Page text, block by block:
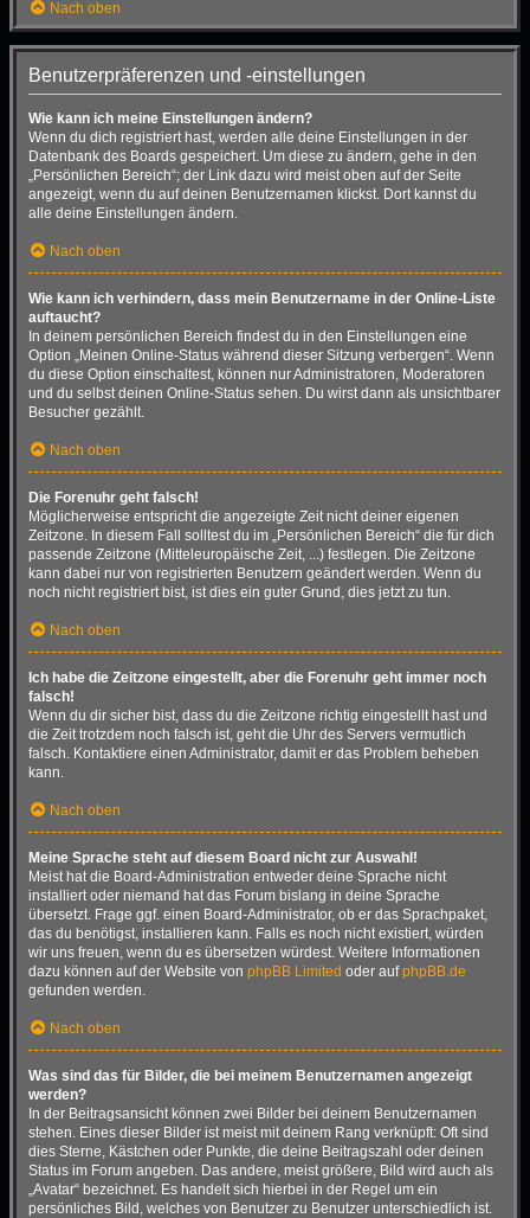
Nach oben
Benutzerpräferenzen und -einstellungen
Wie kann ich meine Einstellungen ändern?
Wenn du dich registriert hast, werden alle deine Einstellungen in der
Datenbank des Boards gespeichert. Um diese zu ändern, gehe in den
„Persönlichen Bereich“; der Link dazu wird meist oben auf der Seite
angezeigt, wenn du auf deinen Benutzernamen klickst. Dort kannst du
alle deine Einstellungen ändern.
Nach oben
Wie kann ich verhindern, dass mein Benutzername in der Online-Liste
auftaucht?
In deinem persönlichen Bereich findest du in den Einstellungen eine
Option „Meinen Online-Status während dieser Sitzung verbergen“. Wenn
du diese Option einschaltest, können nur Administratoren, Moderatoren
und du selbst deinen Online-Status sehen. Du wirst dann als unsichtbarer
Besucher gezählt.
Nach oben
Die Forenuhr geht falsch!
Möglicherweise entspricht die angezeigte Zeit nicht deiner eigenen
Zeitzone. In diesem Fall solltest du im „Persönlichen Bereich“ die für dich
passende Zeitzone (Mitteleuropäische Zeit, ...) festlegen. Die Zeitzone
kann dabei nur von registrierten Benutzern geändert werden. Wenn du
noch nicht registriert bist, ist dies ein guter Grund, dies jetzt zu tun.
Nach oben
Ich habe die Zeitzone eingestellt, aber die Forenuhr geht immer noch
falsch!
Wenn du dir sicher bist, dass du die Zeitzone richtig eingestellt hast und
die Zeit trotzdem noch falsch ist, geht die Uhr des Servers vermutlich
falsch. Kontaktiere einen Administrator, damit er das Problem beheben
kann.
Nach oben
Meine Sprache steht auf diesem Board nicht zur Auswahl!
Meist hat die Board-Administration entweder deine Sprache nicht
installiert oder niemand hat das Forum bislang in deine Sprache
übersetzt. Frage ggf. einen Board-Administrator, ob er das Sprachpaket,
das du benötigst, installieren kann. Falls es noch nicht existiert, würden
wir uns freuen, wenn du es übersetzen würdest. Weitere Informationen
dazu können auf der Website von phpBB Limited oder aufphpBB.de
gefunden werden.
Nach oben
Was sind das für Bilder, die bei meinem Benutzernamen angezeigt
werden?
In der Beitragsansicht können zwei Bilder bei deinem Benutzernamen
stehen. Eines dieser Bilder ist meist mit deinem Rang verknüpft: Oft sind
dies Sterne, Kästchen oder Punkte, die deine Beitragszahl oder deinen
Status im Forum angeben. Das andere, meist größere, Bild wird auch als
„Avatar“ bezeichnet. Es handelt sich hierbei in der Regel um ein
persönliches Bild, welches von Benutzer zu Benutzer unterschiedlich ist.